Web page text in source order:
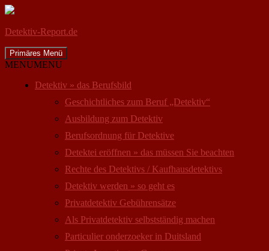
Detektiv-Report.de
Suchen
Primäres Menü
Inhalt
MENUMENU
Detektiv » das Berufsbild
Geschichtliches zum Beruf „Detektiv“
Ausbildung zum Detektiv
Berufsordnung für Detektive
Detektei eröffnen » das müssen Sie beachten
Rechte des Detektivs / Kaufhausdetektivs
Detektiv werden » so geht es
Privatdetektiv Gebührensätze
Als Privatdetektiv selbstständig machen
Particulier onderzoeker in Duitsland